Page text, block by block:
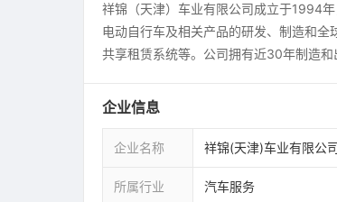
祥锦（天津）车业有限公司成立于1994
电动自行车及相关产品的研发、制造和
共享租赁系统等。公司拥有近30年制造
企业信息
企业名称 祥锦(天津)车业有限公
所属行业 汽车服务